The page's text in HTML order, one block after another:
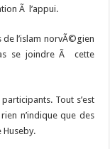
Ã l’appui.
l’islam norvÃ©gien
se joindre Ã cette
Tout s’est
n’indique que des